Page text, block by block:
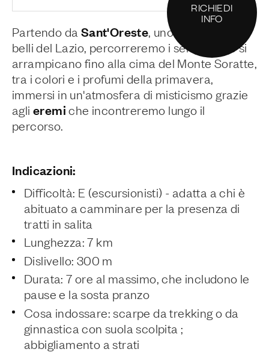
RICHIEDI
INFO
Partendo da Sant'Oreste , uno dei borghi più
belli del Lazio, percorreremo i sentieri che si
arrampicano fino alla cima del Monte Soratte,
tra i colori e i profumi della primavera,
immersi in un'atmosfera di misticismo grazie
agli eremiche incontreremo lungo il
percorso.
Indicazioni:
Difficoltà: E (escursionisti) - adatta a chi è
abituato a camminare per la presenza di
tratti in salita
Lunghezza: 7 km
Dislivello: 300 m
Durata: 7 ore al massimo, che includono le
pause e la sosta pranzo
Cosa indossare: scarpe da trekking o da
ginnastica con suola scolpita ;
abbigliamento a strati